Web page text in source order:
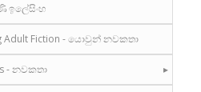
ඉලේසිංහ
Adult Fiction - යොවුන් නවකතා
- නවකතා